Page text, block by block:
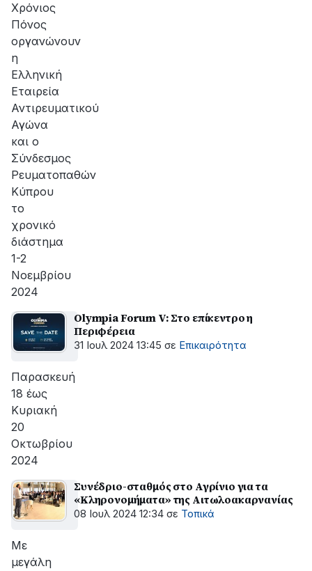
Χρόνιος
Πόνος
οργανώνουν
η
Ελληνική
Εταιρεία
Αντιρευματικού
Αγώνα
και ο
Σύνδεσμος
Ρευματοπαθών
Κύπρου
το
χρονικό
διάστημα
1-2
Νοεμβρίου
2024
Olympia Forum V: Στο επίκεντρο η
Περιφέρεια
31 Ιουλ 2024 13:45 σε Επικαιρότητα
Παρασκευή
18 έως
Κυριακή
20
Οκτωβρίου
2024
Συνέδριο-σταθμός στο Αγρίνιο για τα
«Κληρονομήματα» της Αιτωλοακαρνανίας
08 Ιουλ 2024 12:34 σε Τοπικά
Mε
μεγάλη